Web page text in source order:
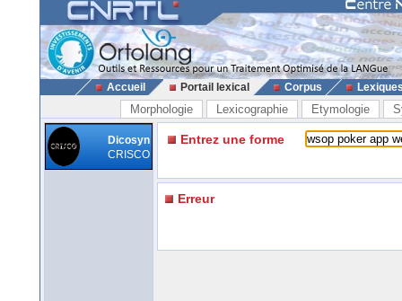
Accueil Portail lexical Corpus
Morphologie Lexicographie Etymologie
Dicosyn
CRISCO
Entrez une forme
Erreur